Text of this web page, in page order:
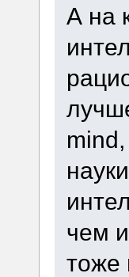
А на
чем
тоже